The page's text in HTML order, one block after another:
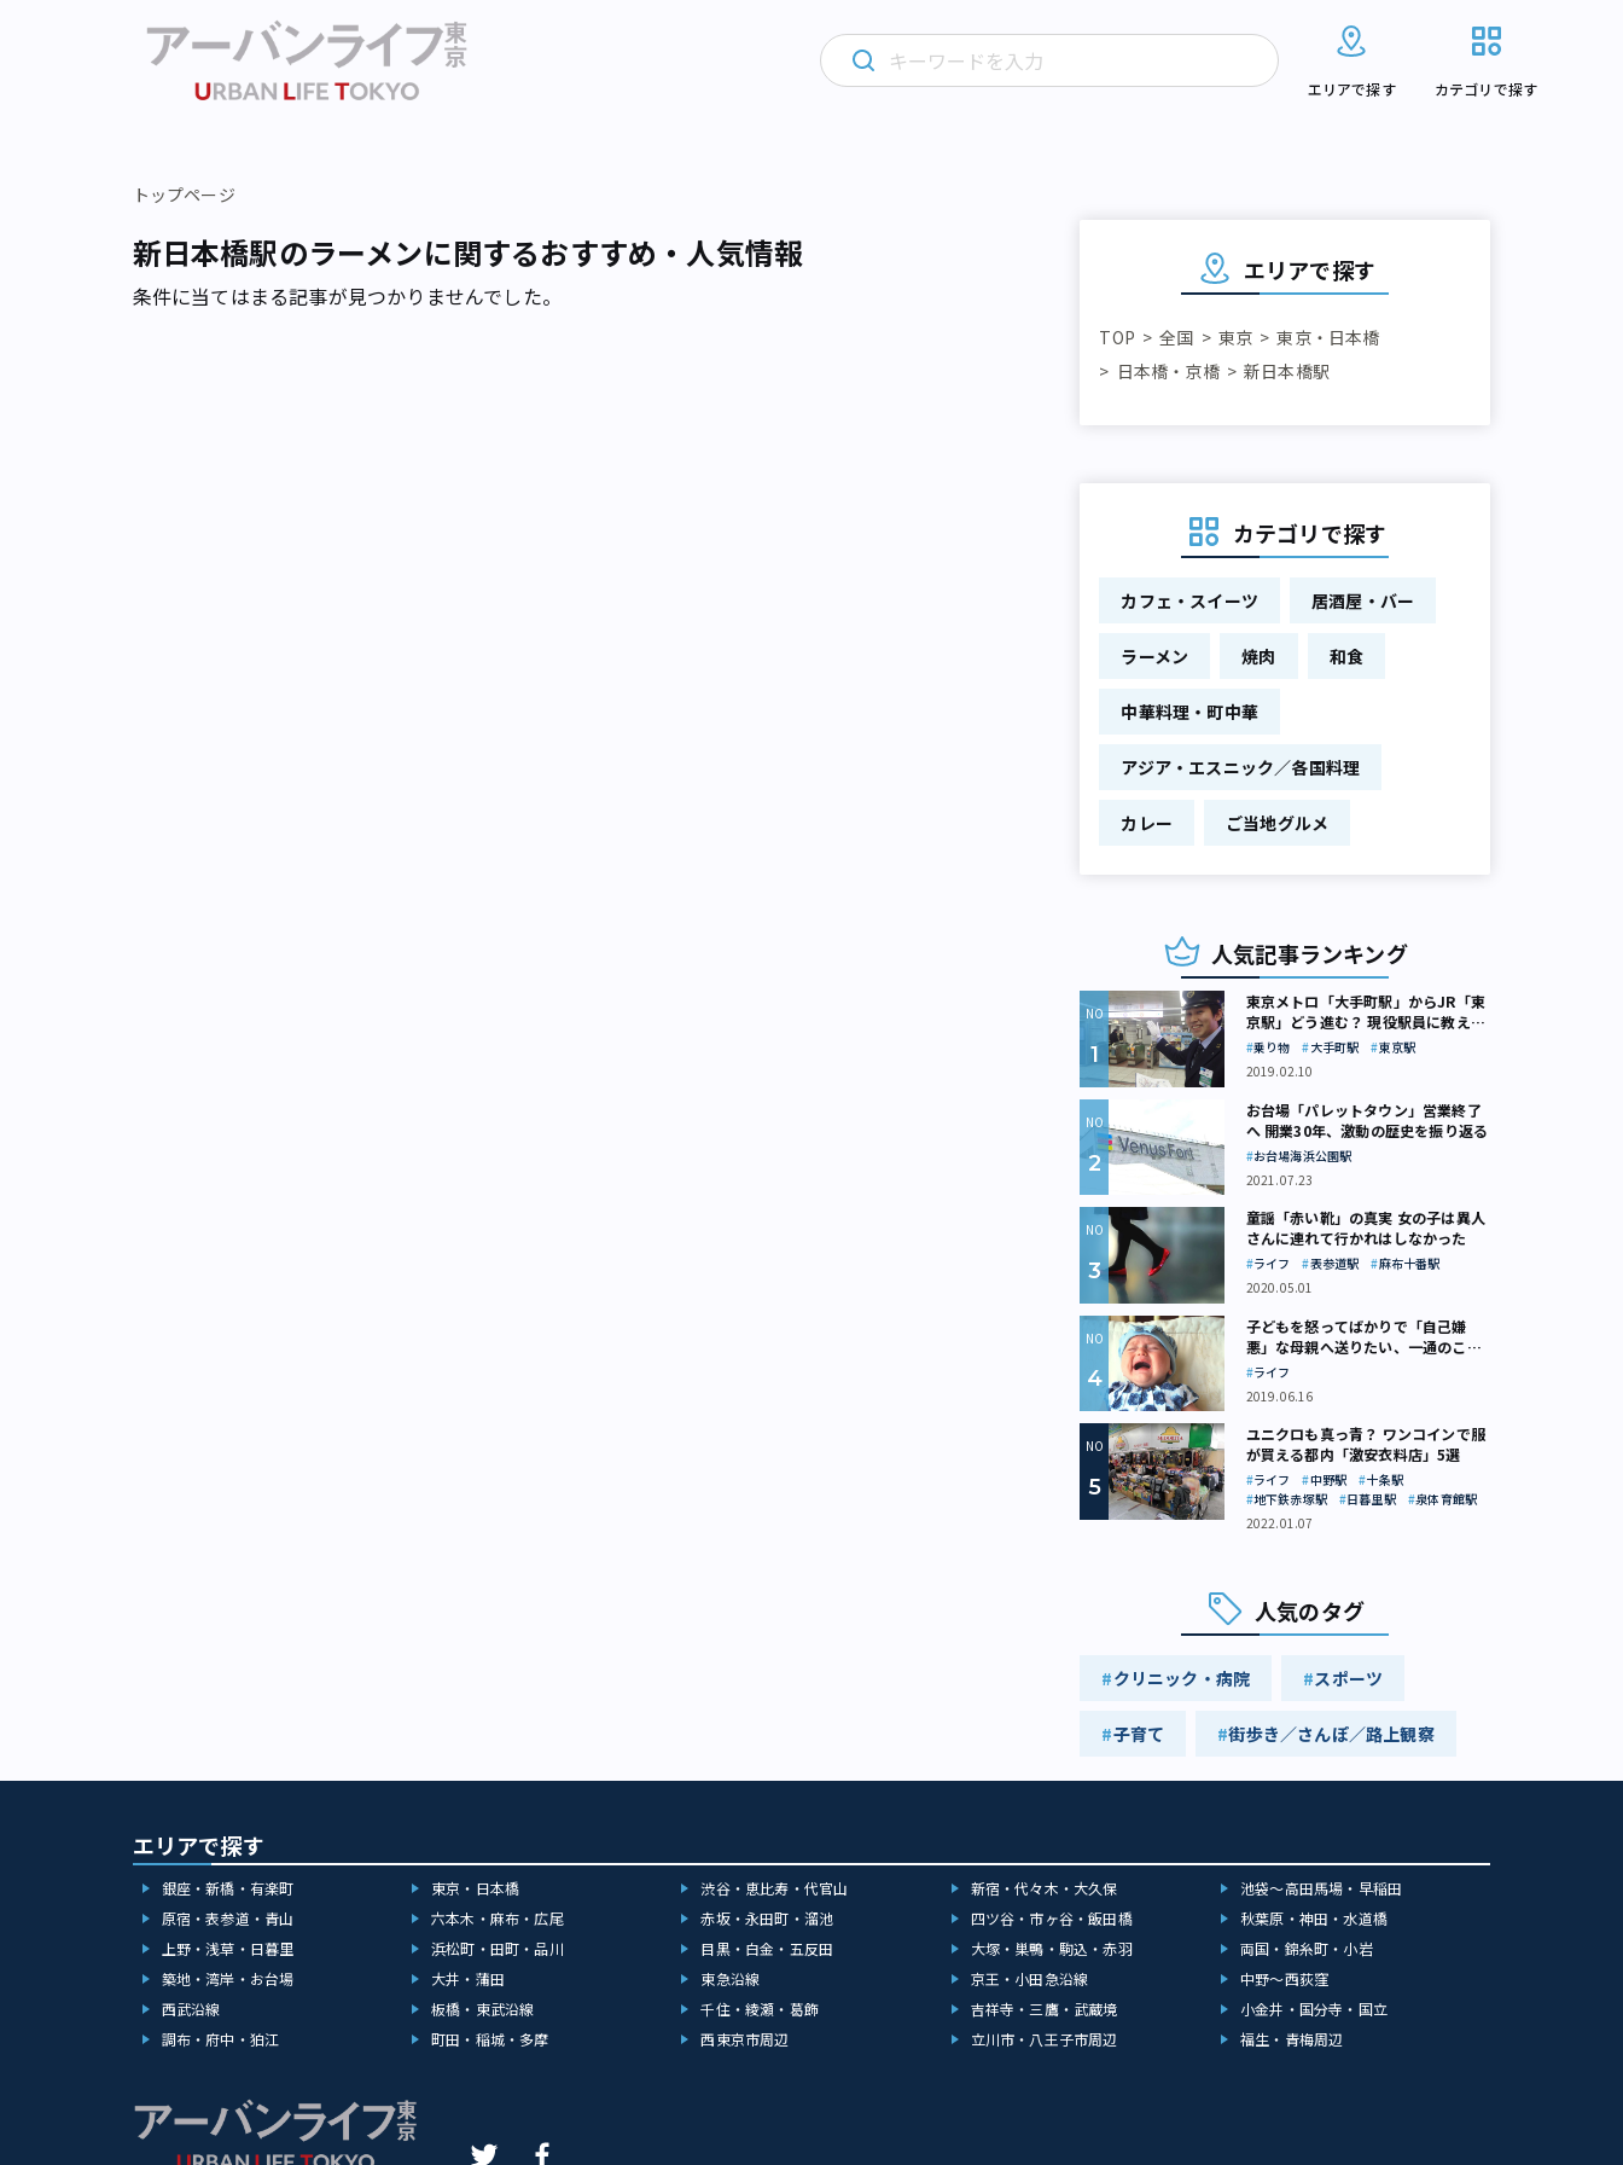
エリアで探す カテゴリで探す
トップページ
新日本橋駅のラーメンに関するおすすめ・人気情報
条件に当てはまる記事が見つかりませんでした。
エリアで探す
TOP 全国 東京
東京・日本橋
日本橋・京橋
新日本橋駅
カテゴリで探す
カフェ・スイーツ 居酒屋・バー
ラーメン 焼肉 和食
中華料理・町中華
アジア・エスニック／各国料理
カレー ご当地グルメ
人気記事ランキング
東京メトロ「大手町駅」からJR「東
京駅」どう進む？ 現役駅員に教えて
もらいました
乗り物 大手町駅
東京駅
2019.02.10
お台場「パレットタウン」営業終了
へ 開業30年、激動の歴史を振り返る
お台場海浜公園駅
2021.07.23
童謡「赤い靴」の真実 女の子は異人
さんに連れて行かれはしなかった
ライフ 表参道駅
麻布十番駅
2020.05.01
子どもを怒ってばかりで「自己嫌
悪」な母親へ送りたい、一通のここ
ろの処方箋
ライフ
2019.06.16
ユニクロも真っ青？ ワンコインで服
が買える都内「激安衣料店」5選
ライフ 中野駅
十条駅
地下鉄赤塚駅
日暮里駅
泉体育館駅
2022.01.07
人気のタグ
クリニック・病院 スポーツ
子育て 街歩き／さんぽ／路上観察
エリアで探す
銀座・新橋・有楽町 東京・日本橋 渋谷・恵比寿・代官山 新宿・代々木・大久保
池袋～高田馬場・早稲田
原宿・表参道・青山
六本木・麻布・広尾 赤坂・永田町・溜池 四ツ谷・市ヶ谷・飯田橋
秋葉原・神田・水道橋
上野・浅草・日暮里
浜松町・田町・品川 目黒・白金・五反田 大塚・巣鴨・駒込・赤羽
両国・錦糸町・小岩
築地・湾岸・お台場
大井・蒲田 東急沿線 京王・小田急沿線
中野～西荻窪
西武沿線
板橋・東武沿線 千住・綾瀬・葛飾 吉祥寺・三鷹・武蔵境
小金井・国分寺・国立
調布・府中・狛江
町田・稲城・多摩 西東京市周辺 立川市・八王子市周辺 福生・青梅周辺